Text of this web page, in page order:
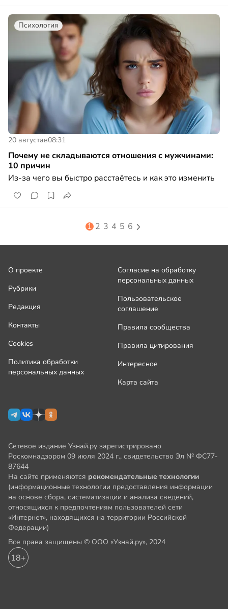
Психология
20 августав08:31
Почему не складываются отношения с мужчинами:
10 причин
Из-за чего вы быстро расстаётесь и как это изменить
1 2 3 4 5 6
О проекте
Рубрики
Редакция
Контакты
Cookies
Политика обработки
персональных данных
Согласие на обработку
персональных данных
Пользовательское
соглашение
Правила сообщества
Правила цитирования
Интересное
Карта сайта
Сетевое издание Узнай.ру зарегистрировано
Роскомнадзором 09 июля 2024 г., свидетельство Эл № ФС77-
87644
На сайте применяются рекомендательные технологии
(информационные технологии предоставления информации
на основе сбора, систематизации и анализа сведений,
относящихся к предпочтениям пользователей сети
«Интернет», находящихся на территории Российской
Федерации)
Все права защищены © ООО «Узнай.ру», 2024
18+